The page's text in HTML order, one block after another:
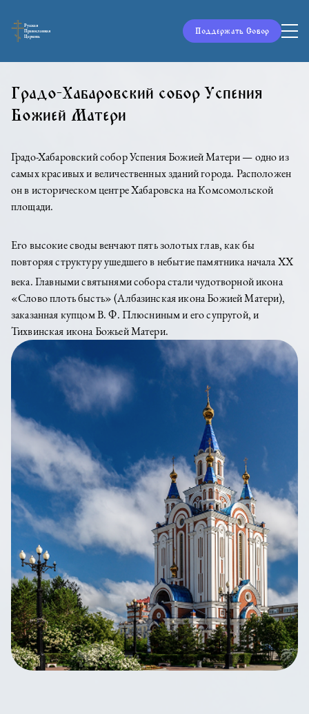
Русская
Православная
Церковь
Поддержать Собор
Градо-Хабаровский собор Успения
Божией Матери
Градо-Хабаровский собор Успения Божией Матери — одно из
самых красивых и величественных зданий города. Расположен
он в историческом центре Хабаровска на Комсомольской
площади.
Его высокие своды венчают пять золотых глав, как бы
повторяя структуру ушедшего в небытие памятника начала XX
века. Главными святынями собора стали чудотворнойикона
«Слово плоть бысть» (Албазинская икона Божией Матери),
заказанная купцом В. Ф. Плюсниным и его супругой, и
Тихвинская икона Божьей Матери.